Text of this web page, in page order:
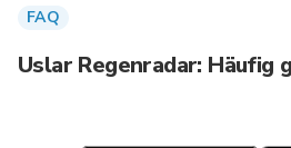
FAQ
Uslar Regenradar: Häufig